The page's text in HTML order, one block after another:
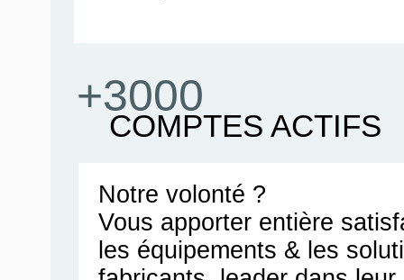
+3000
COMPTES ACTIFS
Notre volonté ?
Vous apporter entière
les équipements & les